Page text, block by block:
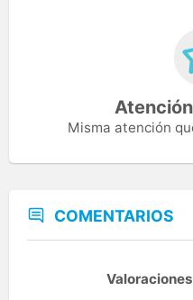
Misma atención
COMENTARIOS